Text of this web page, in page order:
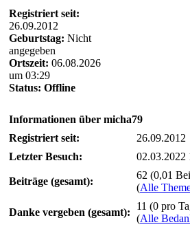
Registriert seit:
26.09.2012
Geburtstag: Nicht
angegeben
Ortszeit: 06.08.2026
um 03:29
Status: Offline
Informationen über micha79
Registriert seit:
26.09.2012
Letzter Besuch:
02.03.2022
Beiträge (gesamt):
62 (0,01
(Alle
Danke vergeben (gesamt):
11 (0 pro
(Alle